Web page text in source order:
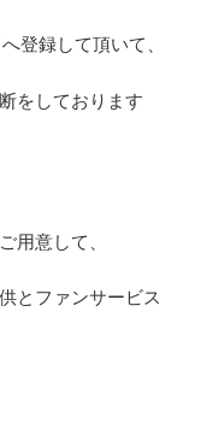
登録して頂いて、
をしております
用意して、
とファンサービス